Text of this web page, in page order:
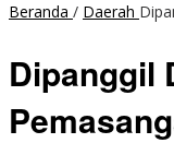
Beranda / Daerah
Dipanggil